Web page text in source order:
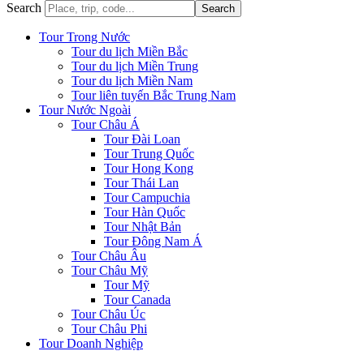
Search
Search
Tour Trong Nước
Tour du lịch Miền Bắc
Tour du lịch Miền Trung
Tour du lịch Miền Nam
Tour liên tuyến Bắc Trung Nam
Tour Nước Ngoài
Tour Châu Á
Tour Đài Loan
Tour Trung Quốc
Tour Hong Kong
Tour Thái Lan
Tour Campuchia
Tour Hàn Quốc
Tour Nhật Bản
Tour Đông Nam Á
Tour Châu Âu
Tour Châu Mỹ
Tour Mỹ
Tour Canada
Tour Châu Úc
Tour Châu Phi
Tour Doanh Nghiệp